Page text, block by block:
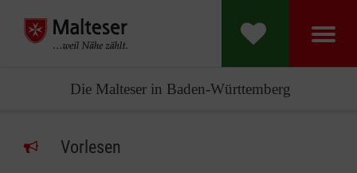
Die Malteser in Baden-Württemberg
Vorlesen